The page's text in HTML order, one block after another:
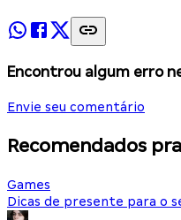
Encontrou algum erro
Envie seu comentário
Recomendados
Games
Dicas de presente para o